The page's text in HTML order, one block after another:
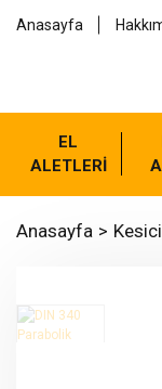
Anasayfa
EL
ALETLERİ
Anasayfa